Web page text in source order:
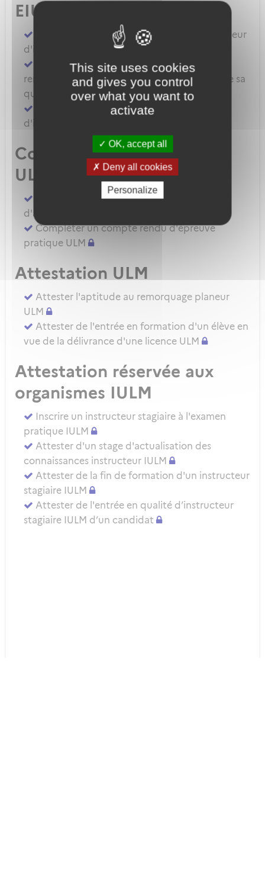
This site uses cookies
and gives you control
over what you want to
activate
OK, accept all
Deny all cookies
Personalize
EIULM
Attester des prérequis pour devenir formateur
d'instructeur ULM
Demander la délivrance, la prorogation, le
renouvellement ou l'extension de privilèges de sa
qualification IULM
Demander une autorisation d'examinateur
d'instructeur EIULM
Compte rendu d’épreuve
ULM
Compléter un compte rendu d'épreuve
d'aptitude pratique instructeur IULM.
Compléter un compte rendu d'épreuve
pratique ULM
Attestation ULM
Attester l'aptitude au remorquage planeur
ULM
Attester de l'entrée en formation d'un élève en
vue de la délivrance d'une licence ULM
Attestation réservée aux
organismes IULM
Inscrire un instructeur stagiaire à l'examen
pratique IULM
Attester d'un stage d'actualisation des
connaissances instructeur IULM
Attester de la fin de formation d'un instructeur
stagiaire IULM
Attester de l'entrée en qualité d’instructeur
stagiaire IULM d’un candidat